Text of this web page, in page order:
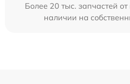
Более 20 тыс. запчастей
наличии на